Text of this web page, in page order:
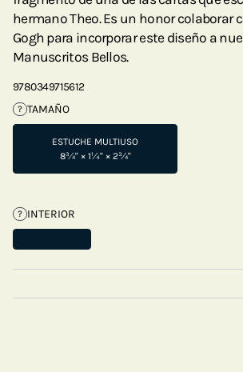
hermano Theo. Es un honor colaborar
Gogh para incorporar este diseño a
Manuscritos Bellos.
9780349715612
? TAMAÑO
ESTUCHE MULTIUSO
8¾" × 1¼" × 2¾"
? INTERIOR